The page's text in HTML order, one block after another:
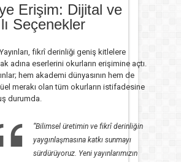
Erişim: Dijital ve
Seçenekler
fikrî derinliği geniş kitlelere
adına eserlerini okurların erişimine açtı.
hem akademi dünyasının hem de
merakı olan tüm okurların istifadesine
durumda.
“Bilimsel üretimin ve fikrî derinliğin
yaygınlaşmasına katkı sunmayı
sürdürüyoruz. Yeni yayınlarımızın